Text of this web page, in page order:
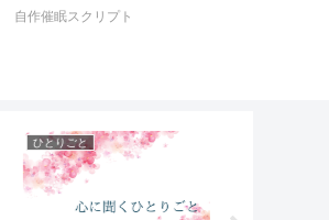
自作催眠スクリプト
ひとりごと